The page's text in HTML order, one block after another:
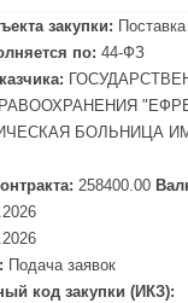
закупки:
по: 44-ФЗ
"
БОЛЬНИЦА
258400.00
Подача заявок
код закупки (ИКЗ):